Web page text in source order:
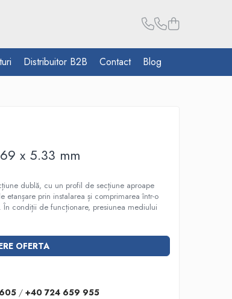
Distribuitor B2B Contact Blog
x 5.33 mm
dublă, cu un profil de secțiune aproape
etanșare prin instalarea și comprimarea într-o
În condiții de funcționare, presiunea mediului
OFERTA
/+40 724 659 955